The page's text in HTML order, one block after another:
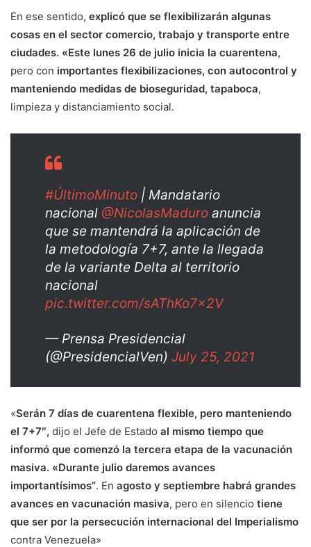
En ese sentido, explicó que se flexibilizarán algunas
cosas en el sector comercio, trabajo y transporte entre
ciudades. «Este lunes 26 de julio inicia la cuarentena,
pero con importantes flexibilizaciones, con autocontrol y
manteniendo medidas de bioseguridad, tapaboca,
limpieza y distanciamiento social.
#ÚltimoMinuto | Mandatario
nacional @NicolasMaduro anuncia
que se mantendrá la aplicación de
la metodología 7+7, ante la llegada
de la variante Delta al territorio
nacional
pic.twitter.com/sAThKo7x2V
— Prensa Presidencial
(@PresidencialVen) July 25, 2021
«Serán 7 días de cuarentena flexible, pero manteniendo
el 7+7″, dijo el Jefe de Estado al mismo tiempo que
informó que comenzó la tercera etapa de la vacunación
masiva. «Durante julio daremos avances
importantísimos”. En agosto y septiembre habrá grandes
avances en vacunación masiva, pero en silencio tiene
que ser por la persecución internacional del Imperialismo
contra Venezuela»